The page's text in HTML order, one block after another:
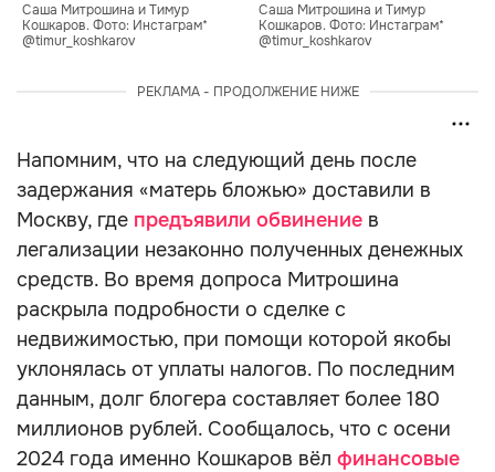
Саша Митрошина и Тимур
Кошкаров. Фото: Инстаграм*
@timur_koshkarov
Саша Митрошина и Тимур
Кошкаров. Фото: Инстаграм*
@timur_koshkarov
РЕКЛАМА - ПРОДОЛЖЕНИЕ НИЖЕ
Напомним, что на следующий день после
задержания «матерь бложью» доставили в
Москву, где предъявили обвинение в
легализации незаконно полученных денежных
средств. Во время допроса Митрошина
раскрыла подробности о сделке с
недвижимостью, при помощи которой якобы
уклонялась от уплаты налогов. По последним
данным, долг блогера составляет более 180
миллионов рублей. Сообщалось, что с осени
2024 года именно Кошкаров вёл финансовые